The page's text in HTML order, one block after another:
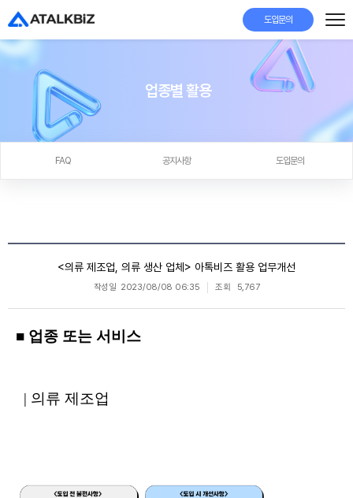
도입문의
업종별 활용
FAQ 공지사항 도입문의
<의류 제조업, 의류 생산 업체> 아톡비즈 활용 업무개선
작성일 2023/08/08 06:35 조회 5,767
■ 업종 또는 서비스
| 의류 제조업